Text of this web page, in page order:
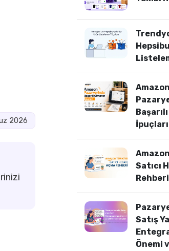
2026
Amazon
İpuçları
Satıcı
Rehberi
Satış
Önemi